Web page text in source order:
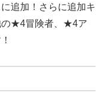
追加！さらに追加キ
の★4冒険者、★4ア